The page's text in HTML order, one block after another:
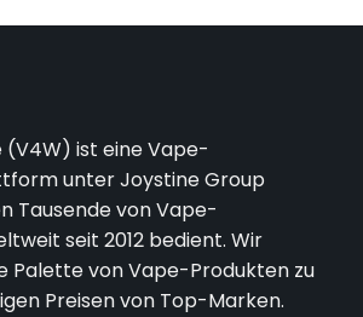
ist eine Vape-
unter Joystine Group
Tausende von Vape-
seit 2012 bedient. Wir
Palette von Vape-Produkten zu
Preisen von Top-Marken.